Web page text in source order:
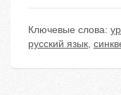
Ключевые слова:
русский язык,